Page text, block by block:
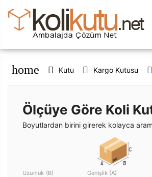
home Kutu Kargo Kutusu
Ölçüye Göre Koli
Boyutlardan birini girerek kolayca
Uzunluk (B) Genişlik (A)